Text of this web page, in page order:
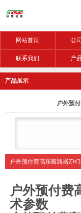
网站首页 公
联系我们 产
产品展示
户外预
户外预付费高压断路器
户外预付费
术参数